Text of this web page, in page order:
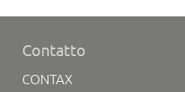
Contatto
CONTAX